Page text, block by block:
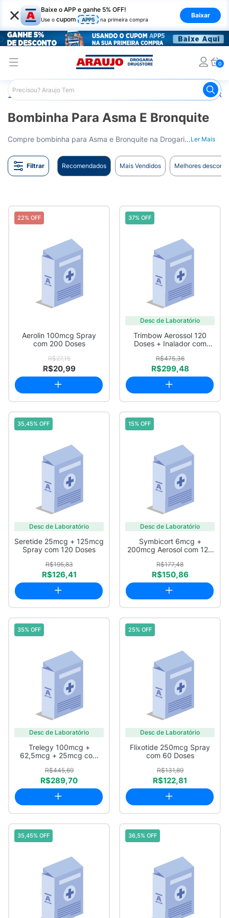
× Baixe o APP e ganhe 5% OFF!
Use o cupom APP5 na primeira compra
Baixar
0
Araujo Medicamentos Remédios para Alergias e
Bombinha Para Asma E Bronquite
Compre bombinha para Asma e Bronquite na Drogaria Araujo. Opções eficazes para aliviar crises respiratórias. Entrega para todo o Brasil.Ler Mais
Filtrar Recomendados Mais Vendidos Melhores
22% OFF
Aerolin 100mcg Spray
com 200 Doses
R$27,15
R$20,99
37% OFF
Desc de Laboratório
Trimbow Aerossol 120
Doses + Inalador com
R$475,36
R$299,48
35,45% OFF
Desc de Laboratório
Seretide 25mcg + 125mcg
Spray com 120 Doses
R$195,83
R$126,41
15% OFF
Desc de Laboratório
Symbicort 6mcg +
200mcg Aerosol com 120
R$177,48
R$150,86
35% OFF
Desc de Laboratório
Trelegy 100mcg +
62,5mcg + 25mcg com
R$445,69
R$289,70
25% OFF
Desc de Laboratório
Flixotide 250mcg Spray
com 60 Doses
R$131,89
R$122,81
35,45% OFF 36,5% OFF